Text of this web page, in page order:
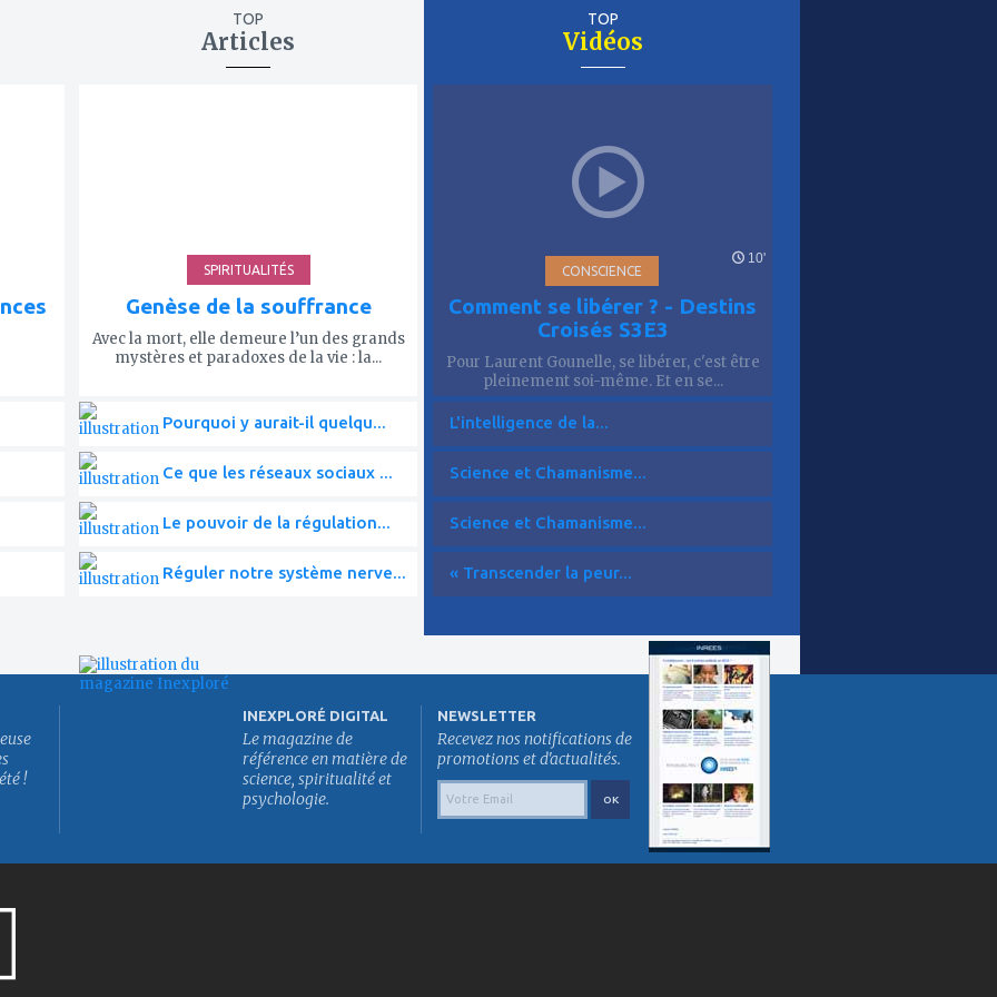
TOP
Articles
SPIRITUALITÉS
Genèse de la souffrance
Avec la mort, elle demeure l’un des grands
mystères et paradoxes de la vie : la...
Pourquoi y aurait-il quelqu...
Ce que les réseaux sociaux ...
Le pouvoir de la régulation...
Réguler notre système nerve...
TOP
Vidéos
10'
CONSCIENCE
Comment se libérer ? - Destins
Croisés S3E3
Pour Laurent Gounelle, se libérer, c'est être
pleinement soi-même. Et en se...
L'intelligence de la...
Science et Chamanisme...
Science et Chamanisme...
« Transcender la peur...
!
INEXPLORÉ DIGITAL
Le magazine de
référence en matière de
science, spiritualité et
psychologie.
NEWSLETTER
Recevez nos notifications de
promotions et d'actualités.